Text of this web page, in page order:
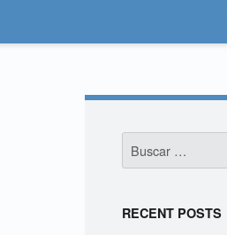
Buscar:
RECENT POSTS